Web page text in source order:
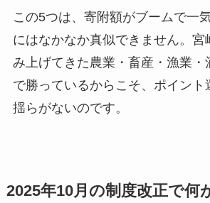
この5つは、寄附額がブームで一
にはなかなか真似できません。宮
み上げてきた農業・畜産・漁業・
で勝っているからこそ、ポイント
揺らがないのです。
2025年10月の制度改正で何